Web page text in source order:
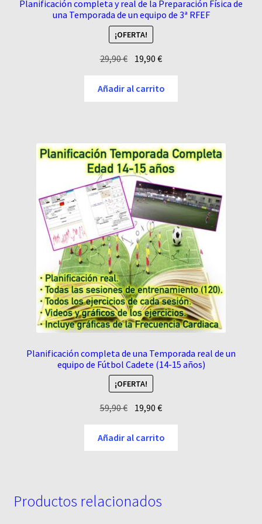
Planificación completa y real de la Preparación Física de
una Temporada de un equipo de 3ª RFEF
¡OFERTA!
29,90€ El
original
19,90€El
actual
Añadir al carrito
Planificación completa de una Temporada real de un
equipo de Fútbol Cadete (14-15 años)
¡OFERTA!
59,90€ El
original
19,90€El
actual
Añadir al carrito
Productos relacionados